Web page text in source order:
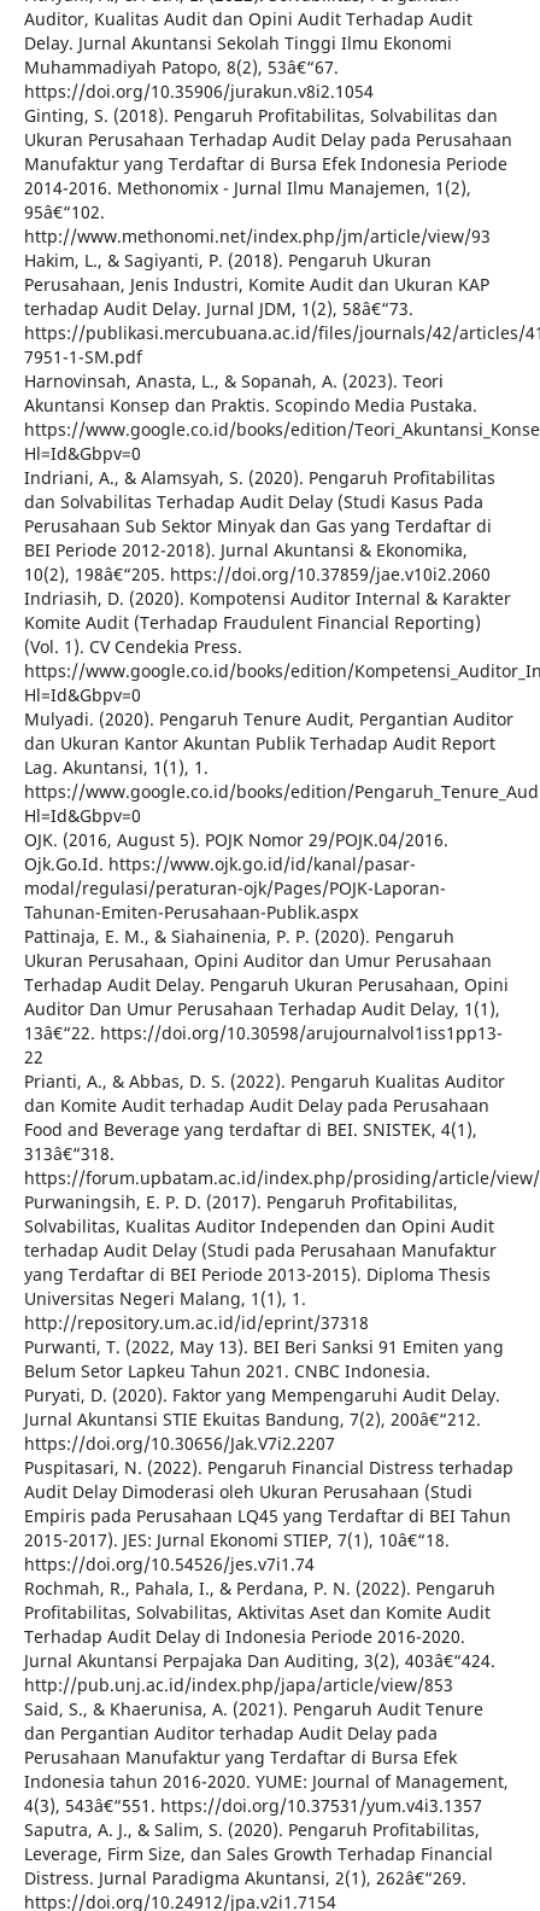
Auditor, Kualitas Audit dan Opini Audit Terhadap Audit
Delay. Jurnal Akuntansi Sekolah Tinggi Ilmu Ekonomi
Muhammadiyah Patopo, 8(2), 53â€“67.
https://doi.org/10.35906/jurakun.v8i2.1054
Ginting, S. (2018). Pengaruh Profitabilitas, Solvabilitas dan
Ukuran Perusahaan Terhadap Audit Delay pada Perusahaan
Manufaktur yang Terdaftar di Bursa Efek Indonesia Periode
2014-2016. Methonomix - Jurnal Ilmu Manajemen, 1(2),
95â€“102.
http://www.methonomi.net/index.php/jm/article/view/93
Hakim, L., & Sagiyanti, P. (2018). Pengaruh Ukuran
Perusahaan, Jenis Industri, Komite Audit dan Ukuran KAP
terhadap Audit Delay. Jurnal JDM, 1(2), 58â€“73.
https://publikasi.mercubuana.ac.id/files/journals/42/articles/
7951-1-SM.pdf
Harnovinsah, Anasta, L., & Sopanah, A. (2023). Teori
Akuntansi Konsep dan Praktis. Scopindo Media Pustaka.
https://www.google.co.id/books/edition/
Hl=Id&Gbpv=0
Indriani, A., & Alamsyah, S. (2020). Pengaruh Profitabilitas
dan Solvabilitas Terhadap Audit Delay (Studi Kasus Pada
Perusahaan Sub Sektor Minyak dan Gas yang Terdaftar di
BEI Periode 2012-2018). Jurnal Akuntansi & Ekonomika,
10(2), 198â€“205. https://doi.org/10.37859/jae.v10i2.2060
Indriasih, D. (2020). Kompotensi Auditor Internal & Karakter
Komite Audit (Terhadap Fraudulent Financial Reporting)
(Vol. 1). CV Cendekia Press.
https://www.google.co.id/books/edition/
Hl=Id&Gbpv=0
Mulyadi. (2020). Pengaruh Tenure Audit, Pergantian Auditor
dan Ukuran Kantor Akuntan Publik Terhadap Audit Report
Lag. Akuntansi, 1(1), 1.
https://www.google.co.id/books/edition/
Hl=Id&Gbpv=0
OJK. (2016, August 5). POJK Nomor 29/POJK.04/2016.
Ojk.Go.Id. https://www.ojk.go.id/id/kanal/pasar-
modal/regulasi/peraturan-ojk/Pages/POJK-Laporan-
Tahunan-Emiten-Perusahaan-Publik.aspx
Pattinaja, E. M., & Siahainenia, P. P. (2020). Pengaruh
Ukuran Perusahaan, Opini Auditor dan Umur Perusahaan
Terhadap Audit Delay. Pengaruh Ukuran Perusahaan, Opini
Auditor Dan Umur Perusahaan Terhadap Audit Delay, 1(1),
13â€“22. https://doi.org/10.30598/arujournalvol1iss1pp13-
22
Prianti, A., & Abbas, D. S. (2022). Pengaruh Kualitas Auditor
dan Komite Audit terhadap Audit Delay pada Perusahaan
Food and Beverage yang terdaftar di BEI. SNISTEK, 4(1),
313â€“318.
https://forum.upbatam.ac.id/index.php/prosiding/article/view/
Purwaningsih, E. P. D. (2017). Pengaruh Profitabilitas,
Solvabilitas, Kualitas Auditor Independen dan Opini Audit
terhadap Audit Delay (Studi pada Perusahaan Manufaktur
yang Terdaftar di BEI Periode 2013-2015). Diploma Thesis
Universitas Negeri Malang, 1(1), 1.
http://repository.um.ac.id/id/eprint/37318
Purwanti, T. (2022, May 13). BEI Beri Sanksi 91 Emiten yang
Belum Setor Lapkeu Tahun 2021. CNBC Indonesia.
Puryati, D. (2020). Faktor yang Mempengaruhi Audit Delay.
Jurnal Akuntansi STIE Ekuitas Bandung, 7(2), 200â€“212.
https://doi.org/10.30656/Jak.V7i2.2207
Puspitasari, N. (2022). Pengaruh Financial Distress terhadap
Audit Delay Dimoderasi oleh Ukuran Perusahaan (Studi
Empiris pada Perusahaan LQ45 yang Terdaftar di BEI Tahun
2015-2017). JES: Jurnal Ekonomi STIEP, 7(1), 10â€“18.
https://doi.org/10.54526/jes.v7i1.74
Rochmah, R., Pahala, I., & Perdana, P. N. (2022). Pengaruh
Profitabilitas, Solvabilitas, Aktivitas Aset dan Komite Audit
Terhadap Audit Delay di Indonesia Periode 2016-2020.
Jurnal Akuntansi Perpajaka Dan Auditing, 3(2), 403â€“424.
http://pub.unj.ac.id/index.php/japa/article/view/853
Said, S., & Khaerunisa, A. (2021). Pengaruh Audit Tenure
dan Pergantian Auditor terhadap Audit Delay pada
Perusahaan Manufaktur yang Terdaftar di Bursa Efek
Indonesia tahun 2016-2020. YUME: Journal of Management,
4(3), 543â€“551. https://doi.org/10.37531/yum.v4i3.1357
Saputra, A. J., & Salim, S. (2020). Pengaruh Profitabilitas,
Leverage, Firm Size, dan Sales Growth Terhadap Financial
Distress. Jurnal Paradigma Akuntansi, 2(1), 262â€“269.
https://doi.org/10.24912/jpa.v2i1.7154